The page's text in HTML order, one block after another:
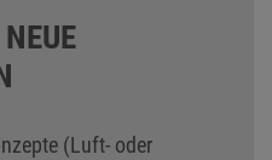
(Luft- oder